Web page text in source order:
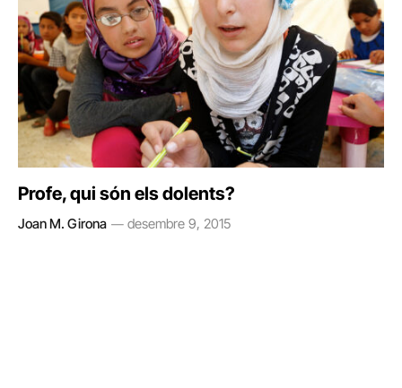
Profe, qui són els dolents?
Joan M. Girona desembre 9, 2015